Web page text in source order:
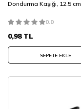
Dondurma Kaşığı, 12.5 cm
0.0
0,98TL
SEPETE EKLE